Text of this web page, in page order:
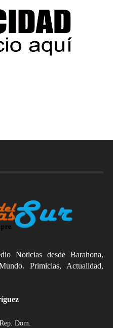
Noticias desde Barahona,
Primicias, Actualidad,
Dom.